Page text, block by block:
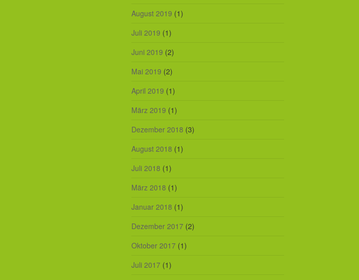
August 2019 (1)
Juli 2019 (1)
Juni 2019 (2)
Mai 2019 (2)
April 2019 (1)
März 2019 (1)
Dezember 2018 (3)
August 2018 (1)
Juli 2018 (1)
März 2018 (1)
Januar 2018 (1)
Dezember 2017 (2)
Oktober 2017 (1)
Juli 2017 (1)